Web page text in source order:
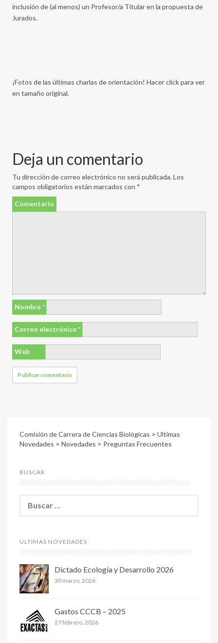
inclusión de (al menos) un Profesor/a Titular en la propuesta de
Jurados.
¡Fotos de las últimas charlas de orientación! Hacer click para ver
en tamaño original.
Deja un comentario
Tu dirección de correo electrónico no será publicada.Los
campos obligatorios están marcados con *
Comentario
Nombre*
Correo electrónico *
Web
Comisión de Carrera de Ciencias Biológicas > Ultimas
Novedades > Novedades > Preguntas Frecuentes
BUSCAR
a
ULTIMAS NOVEDADES
Dictado Ecología y Desarrollo 2026
30 marzo, 2026
Gastos CCCB – 2025
27 febrero, 2026